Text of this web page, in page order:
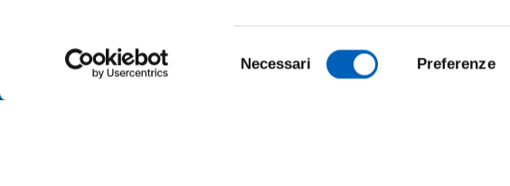
del
Necessari Preferenze